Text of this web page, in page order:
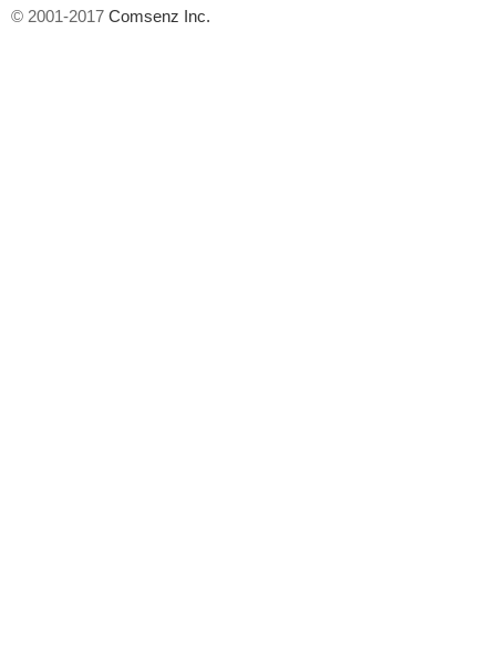
© 2001-2017 Comsenz Inc.